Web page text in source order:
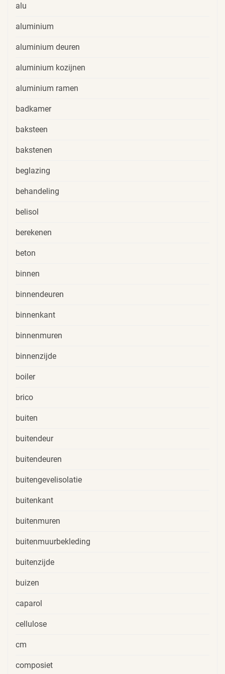
alu
aluminium
aluminium deuren
aluminium kozijnen
aluminium ramen
badkamer
baksteen
bakstenen
beglazing
behandeling
belisol
berekenen
beton
binnen
binnendeuren
binnenkant
binnenmuren
binnenzijde
boiler
brico
buiten
buitendeur
buitendeuren
buitengevelisolatie
buitenkant
buitenmuren
buitenmuurbekleding
buitenzijde
buizen
caparol
cellulose
cm
composiet